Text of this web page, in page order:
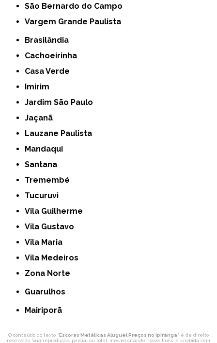
São Bernardo do Campo
Vargem Grande Paulista
Brasilândia
Cachoeirinha
Casa Verde
Imirim
Jardim São Paulo
Jaçanã
Lauzane Paulista
Mandaqui
Santana
Tremembé
Tucuruvi
Vila Guilherme
Vila Gustavo
Vila Maria
Vila Medeiros
Zona Norte
Guarulhos
Mairiporã
O conteúdo do texto "Escoras Metálicas Aluguel Preços no Ipiranga" é de direito
reservado. Sua reprodução, parcial ou total, mesmo citando nossos links, é proibida sem